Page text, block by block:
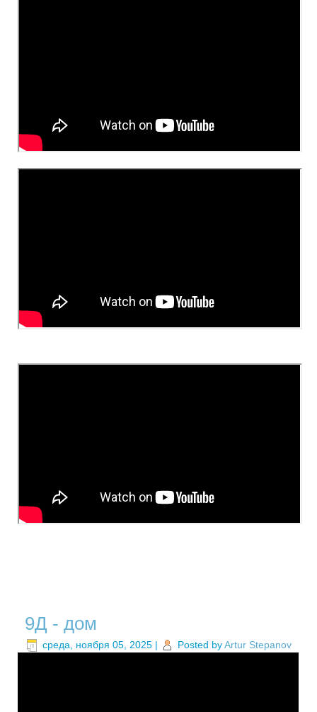
9Д - дом
среда, ноября 05, 2025 | Posted byArtur Stepanov